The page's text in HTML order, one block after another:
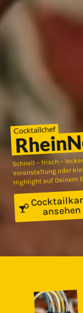
Cocktailchef
Schnell – frisch –
Veranstaltung oder
Highlight auf Deinem
ansehen